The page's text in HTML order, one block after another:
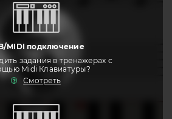
MIDI подключение
задания в тренажерах с
Midi Клавиатуры?
Смотреть